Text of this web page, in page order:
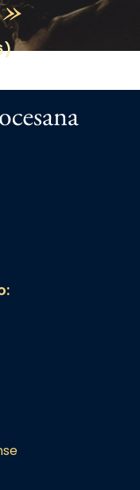
i als
de Barcelona.
cardenal Joan
Barcelona,
i
Cugat, a
la tradició
=
l’any 1667, el
en una obra
Iluro.